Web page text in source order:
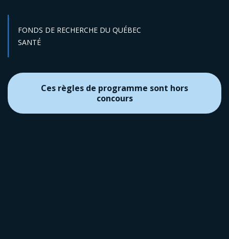
FONDS DE RECHERCHE DU QUÉBEC
Secteur :
SANTÉ
Ces règles de programme sont hors
concours